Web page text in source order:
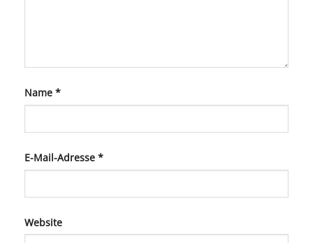
Name *
E-Mail-Adresse *
Website